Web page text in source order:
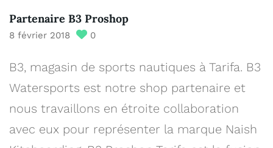
Partenaire B3 Proshop
8 février 2018 0
B3, magasin de sports nautiques à Tarifa. B3
Watersports est notre shop partenaire et
nous travaillons en étroite collaboration
avec eux pour représenter la marque Naish